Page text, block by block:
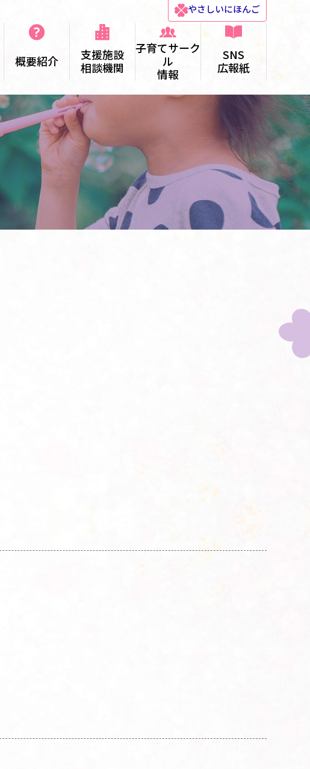
やさしいにほんご
概要紹介
支援施設
相談機関
子育てサーク
ル
情報
SNS
広報紙